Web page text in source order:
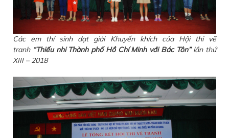
Các em thí sinh đạt giải Khuyến khích của Hội thi vẽ
tranh “Thiếu nhi Thành phố Hồ Chí Minh với Bác Tôn”lần thứ
XIII – 2018